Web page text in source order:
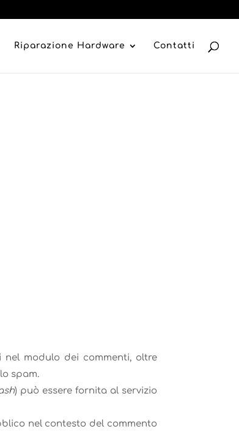
Riparazione Hardware Contatti
modulo dei commenti, oltre
spam.
) può essere fornita al servizio
nel contesto del commento